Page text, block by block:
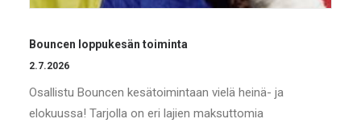
Bouncen loppukesän toiminta
2.7.2026
Osallistu Bouncen kesätoimintaan vielä heinä- ja
elokuussa! Tarjolla on eri lajien maksuttomia